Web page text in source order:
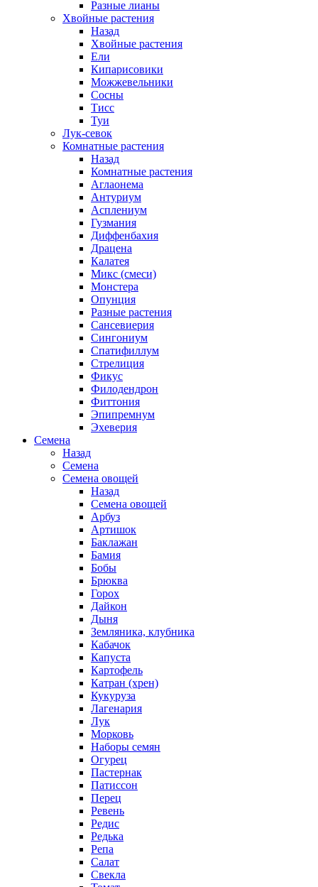
Разные лианы
Хвойные растения
Назад
Хвойные растения
Ели
Кипарисовики
Можжевельники
Сосны
Тисс
Туи
Лук-севок
Комнатные растения
Назад
Комнатные растения
Аглаонема
Антуриум
Асплениум
Гузмания
Диффенбахия
Драцена
Калатея
Микс (смеси)
Монстера
Опунция
Разные растения
Сансевиерия
Сингониум
Спатифиллум
Стрелиция
Фикус
Филодендрон
Фиттония
Эпипремнум
Эхеверия
Семена
Назад
Семена
Семена овощей
Назад
Семена овощей
Арбуз
Артишок
Баклажан
Бамия
Бобы
Брюква
Горох
Дайкон
Дыня
Земляника, клубника
Кабачок
Капуста
Картофель
Катран (хрен)
Кукуруза
Лагенария
Лук
Морковь
Наборы семян
Огурец
Пастернак
Патиссон
Перец
Ревень
Редис
Редька
Репа
Салат
Свекла